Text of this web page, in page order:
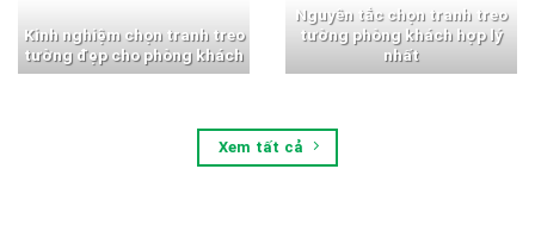
Kinh nghiệm chọn tranh treo
tường đẹp cho phòng khách
Nguyên tắc chọn tranh treo
tường phòng khách hợp lý
nhất
Xem tất cả